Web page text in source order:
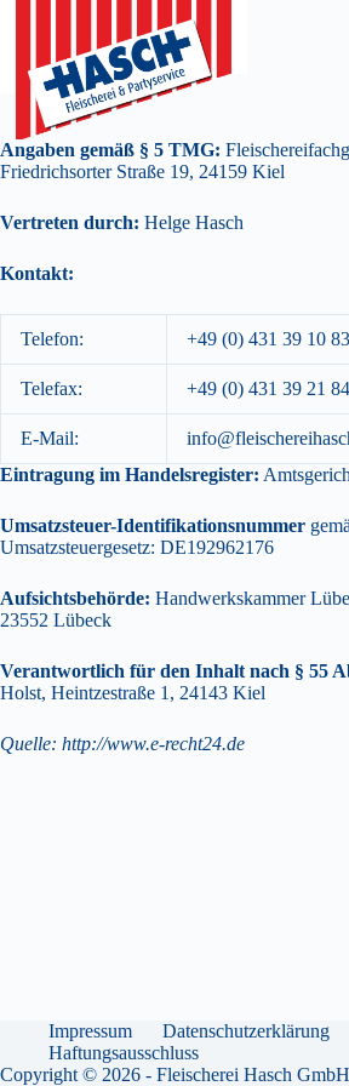
Angaben gemäß § 5 TMG:
Friedrichsorter Straße 19, 24159 Kiel
Vertreten durch: Helge Hasch
Kontakt:
Telefon: +49 (0) 431 39 10 83
Telefax: +49 (0) 431 39 21 84
E-Mail:
Eintragung im Handelsregister:
Umsatzsteuer-Identifikationsnummer
Umsatzsteuergesetz: DE192962176
Aufsichtsbehörde: Handwerkskammer
23552 Lübeck
Verantwortlich für den Inhalt nach § 55
Holst, Heintzestraße 1, 24143 Kiel
Quelle: http://www.e-recht24.de
Impressum
Datenschutzerklärung
Haftungsausschluss
Copyright © 2026 - Fleischerei Hasch GmbH